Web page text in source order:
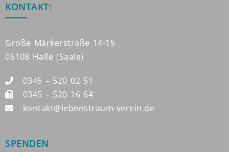
KONTAKT:
Große Märkerstraße 14-15
06108 Halle (Saale)
0345 – 520 02 51
0345 – 520 16 64
kontakt@lebenstraum-verein.de
SPENDEN